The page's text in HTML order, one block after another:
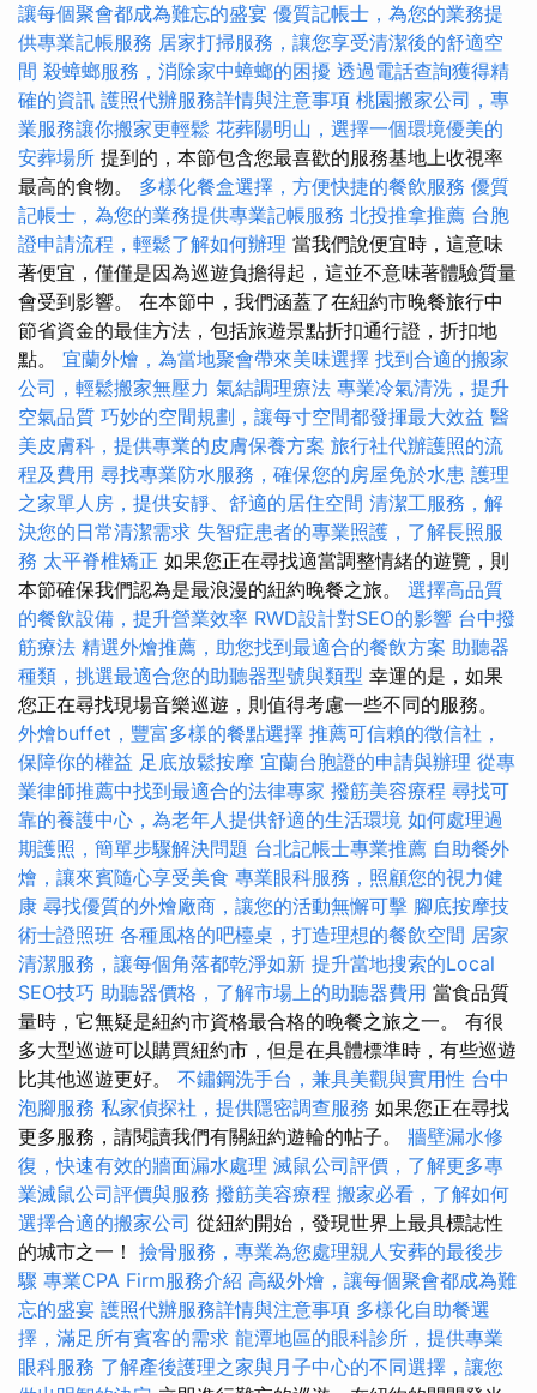
讓每個聚會都成為難忘的盛宴 優質記帳士，為您的業務提
供專業記帳服務 居家打掃服務，讓您享受清潔後的舒適空
間 殺蟑螂服務，消除家中蟑螂的困擾 透過電話查詢獲得精
確的資訊 護照代辦服務詳情與注意事項 桃園搬家公司，專
業服務讓你搬家更輕鬆 花葬陽明山，選擇一個環境優美的
安葬場所 提到的，本節包含您最喜歡的服務基地上收視率
最高的食物。 多樣化餐盒選擇，方便快捷的餐飲服務 優質
記帳士，為您的業務提供專業記帳服務 北投推拿推薦 台胞
證申請流程，輕鬆了解如何辦理 當我們說便宜時，這意味
著便宜，僅僅是因為巡遊負擔得起，這並不意味著體驗質量
會受到影響。 在本節中，我們涵蓋了在紐約市晚餐旅行中
節省資金的最佳方法，包括旅遊景點折扣通行證，折扣地
點。 宜蘭外燴，為當地聚會帶來美味選擇 找到合適的搬家
公司，輕鬆搬家無壓力 氣結調理療法 專業冷氣清洗，提升
空氣品質 巧妙的空間規劃，讓每寸空間都發揮最大效益 醫
美皮膚科，提供專業的皮膚保養方案 旅行社代辦護照的流
程及費用 尋找專業防水服務，確保您的房屋免於水患 護理
之家單人房，提供安靜、舒適的居住空間 清潔工服務，解
決您的日常清潔需求 失智症患者的專業照護，了解長照服
務 太平脊椎矯正 如果您正在尋找適當調整情緒的遊覽，則
本節確保我們認為是最浪漫的紐約晚餐之旅。 選擇高品質
的餐飲設備，提升營業效率 RWD設計對SEO的影響 台中撥
筋療法 精選外燴推薦，助您找到最適合的餐飲方案 助聽器
種類，挑選最適合您的助聽器型號與類型 幸運的是，如果
您正在尋找現場音樂巡遊，則值得考慮一些不同的服務。
外燴buffet，豐富多樣的餐點選擇 推薦可信賴的徵信社，
保障你的權益 足底放鬆按摩 宜蘭台胞證的申請與辦理 從專
業律師推薦中找到最適合的法律專家 撥筋美容療程 尋找可
靠的養護中心，為老年人提供舒適的生活環境 如何處理過
期護照，簡單步驟解決問題 台北記帳士專業推薦 自助餐外
燴，讓來賓隨心享受美食 專業眼科服務，照顧您的視力健
康 尋找優質的外燴廠商，讓您的活動無懈可擊 腳底按摩技
術士證照班 各種風格的吧檯桌，打造理想的餐飲空間 居家
清潔服務，讓每個角落都乾淨如新 提升當地搜索的Local
SEO技巧 助聽器價格，了解市場上的助聽器費用 當食品質
量時，它無疑是紐約市資格最合格的晚餐之旅之一。 有很
多大型巡遊可以購買紐約市，但是在具體標準時，有些巡遊
比其他巡遊更好。 不鏽鋼洗手台，兼具美觀與實用性 台中
泡腳服務 私家偵探社，提供隱密調查服務 如果您正在尋找
更多服務，請閱讀我們有關紐約遊輪的帖子。 牆壁漏水修
復，快速有效的牆面漏水處理 滅鼠公司評價，了解更多專
業滅鼠公司評價與服務 撥筋美容療程 搬家必看，了解如何
選擇合適的搬家公司 從紐約開始，發現世界上最具標誌性
的城市之一！ 撿骨服務，專業為您處理親人安葬的最後步
驟 專業CPA Firm服務介紹 高級外燴，讓每個聚會都成為難
忘的盛宴 護照代辦服務詳情與注意事項 多樣化自助餐選
擇，滿足所有賓客的需求 龍潭地區的眼科診所，提供專業
眼科服務 了解產後護理之家與月子中心的不同選擇，讓您